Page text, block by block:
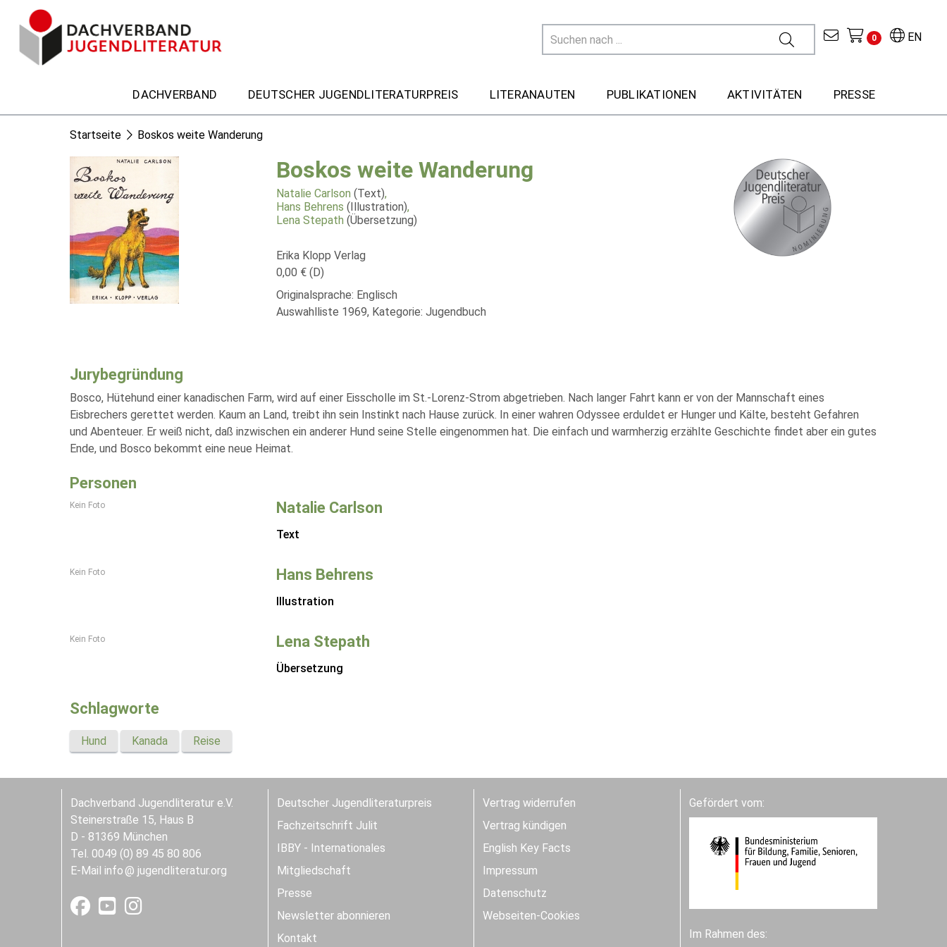
EN
0
DACHVERBAND DEUTSCHER JUGENDLITERATURPREIS LITERANAUTEN PUBLIKATIONEN AKTIVITÄTEN PRESSE
Startseite Boskos weite Wanderung
Boskos weite Wanderung
Natalie Carlson (Text),
Hans Behrens (Illustration),
Lena Stepath (Übersetzung)
Erika Klopp Verlag
0,00 € (D)
Originalsprache: Englisch
Auswahlliste 1969, Kategorie: Jugendbuch
Jurybegründung
Bosco, Hütehund einer kanadischen Farm, wird auf einer Eisscholle im St.-Lorenz-Strom abgetrieben. Nach langer Fahrt kann er von der Mannschaft eines
Eisbrechers gerettet werden. Kaum an Land, treibt ihn sein Instinkt nach Hause zurück. In einer wahren Odyssee erduldet er Hunger und Kälte, besteht Gefahren
und Abenteuer. Er weiß nicht, daß inzwischen ein anderer Hund seine Stelle eingenommen hat. Die einfach und warmherzig erzählte Geschichte findet aber ein gutes
Ende, und Bosco bekommt eine neue Heimat.
Personen
Kein Foto Natalie Carlson
Text
Kein Foto Hans Behrens
Illustration
Kein Foto Lena Stepath
Übersetzung
Schlagworte
Hund Kanada Reise
Dachverband Jugendliteratur e.V.
Steinerstraße 15, Haus B
D - 81369 München
Tel. 0049 (0) 89 45 80 806
E-Mail info jugendliteratur.org
Deutscher Jugendliteraturpreis
Fachzeitschrift Julit
IBBY - Internationales
Mitgliedschaft
Presse
Newsletter abonnieren
Kontakt
Vertrag widerrufen
Vertrag kündigen
English Key Facts
Impressum
Datenschutz
Webseiten-Cookies
Gefördert vom:
Im Rahmen des: